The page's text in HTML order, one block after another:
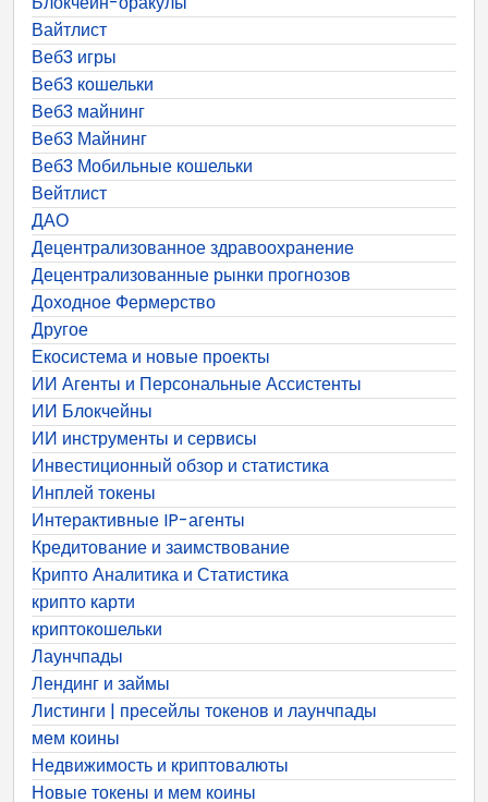
Вайтлист
Веб3 игры
Веб3 кошельки
Веб3 майнинг
Веб3 Майнинг
Веб3 Мобильные кошельки
Вейтлист
ДАО
Децентрализованное здравоохранение
Децентрализованные рынки прогнозов
Доходное Фермерство
Другое
Екосистема и новые проекты
ИИ Агенты и Персональные Ассистенты
ИИ Блокчейны
ИИ инструменты и сервисы
Инвестиционный обзор и статистика
Инплей токены
Интерактивные IP-агенты
Кредитование и заимствование
Крипто Аналитика и Статистика
крипто карти
криптокошельки
Лаунчпады
Лендинг и займы
Листинги | пресейлы токенов и лаунчпады
мем коины
Недвижимость и криптовалюты
Новые токены и мем коины